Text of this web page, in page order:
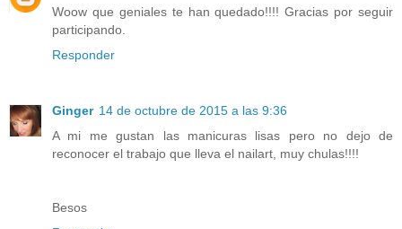
Woow que geniales te han quedado!!!! Gracias por seguir
participando.
Responder
Ginger 14 de octubre de 2015 a las 9:36
A mi me gustan las manicuras lisas pero no dejo de
reconocer el trabajo que lleva el nailart, muy chulas!!!!
Besos